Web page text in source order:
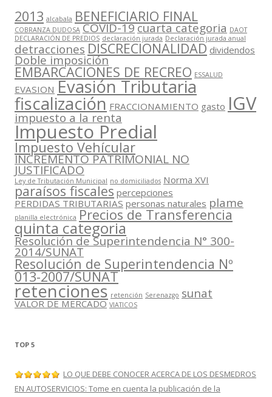
2013 alcabala BENEFICIARIO FINAL
COBRANZA DUDOSA COVID-19cuarta categoria DAOT
DECLARACIÓN DE PREDIOS declaración jurada Declaración jurada anual
detracciones DISCRECIONALIDAD dividendos
Doble imposición
EMBARCACIONES DE RECREO ESSALUD
EVASION Evasión Tributaria
fiscalización FRACCIONAMIENTO gasto IGV
impuesto a la renta
Impuesto Predial
Impuesto Vehícular
INCREMENTO PATRIMONIAL NO
JUSTIFICADO
Ley de Tributación Municipal no domiciliados Norma XVI
paraísos fiscales percepciones
PERDIDAS TRIBUTARIAS personas naturales plame
planilla electrónica Precios de Transferencia
quinta categoria
Resolución de Superintendencia N° 300-
2014/SUNAT
Resolución de Superintendencia Nº
013-2007/SUNAT
retenciones retención Serenazgo sunat
VALOR DE MERCADO VIATICOS
TOP 5
LO QUE DEBE CONOCER ACERCA DE LOS DESMEDROS
EN AUTOSERVICIOS: Tome en cuenta la publicación de la